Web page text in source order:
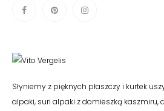
Słyniemy z pięknych płaszczy i kurtek
alpaki, suri alpaki z domieszką kaszmiru,